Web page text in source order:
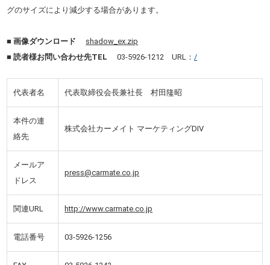
グのサイズにより減少する場合があります。
■ 画像ダウンロード
shadow_ex.zip
■ 読者様お問い合わせ先TEL 03-5926-1212 URL：/
代表者名 代表取締役会長兼社長 村田隆昭
本件の連
絡先
株式会社カーメイト マーケティングDIV
メールア
ドレス
press@carmate.co.jp
関連URL http://www.carmate.co.jp
電話番号 03-5926-1256